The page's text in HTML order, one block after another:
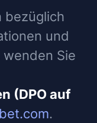
bezüglich
und
Sie
(DPO auf
.